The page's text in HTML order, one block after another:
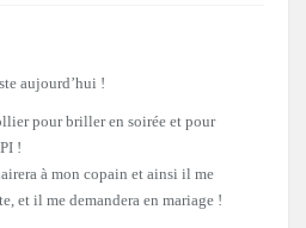
aujourd’hui !
pour briller en soirée et pour
!
à mon copain et ainsi il me
et il me demandera en mariage !